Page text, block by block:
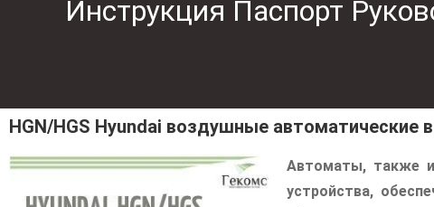
Инструкция Паспорт
HGN/HGS Hyundai воздушные автоматические
Автоматы, также
устройства,